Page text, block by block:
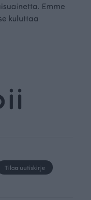
Emme
kuluttaa
Tilaa uutiskirje